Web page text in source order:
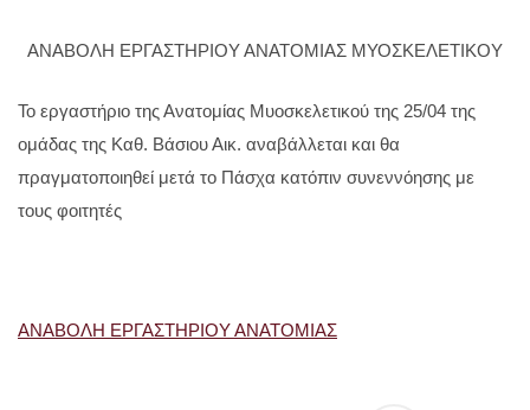
ΑΝΑΒΟΛΗ ΕΡΓΑΣΤΗΡΙΟΥ ΑΝΑΤΟΜΙΑΣ ΜΥΟΣΚΕΛΕΤΙΚΟΥ
Το εργαστήριο της Ανατομίας Μυοσκελετικού της 25/04 της
ομάδας της Καθ. Βάσιου Αικ. αναβάλλεται και θα
πραγματοποιηθεί μετά το Πάσχα κατόπιν συνεννόησης με
τους φοιτητές
ΑΝΑΒΟΛΗ ΕΡΓΑΣΤΗΡΙΟΥ ΑΝΑΤΟΜΙΑΣ